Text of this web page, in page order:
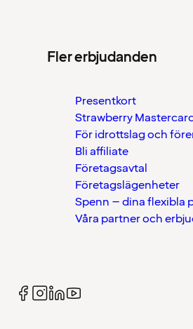
Fler erbjudanden
Presentkort
Strawberry
För idrottslag och
Bli affiliate
Företagsavtal
Företagslägenheter
Spenn – dina flexibla
Våra partner och